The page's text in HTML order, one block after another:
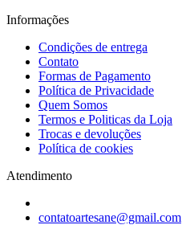
Informações
Condições de entrega
Contato
Formas de Pagamento
Política de Privacidade
Quem Somos
Termos e Politicas da Loja
Trocas e devoluções
Política de cookies
Atendimento
contatoartesane@gmail.com